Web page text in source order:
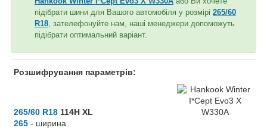
підібрати шини для Вашого автомобіля у розмірі 265/60
R18 , зателефонуйте нам, наші менеджери допоможуть
підібрати оптимальний варіант.
Розшифрування параметрів:
265/60 R18 114H XL
265 - ширина